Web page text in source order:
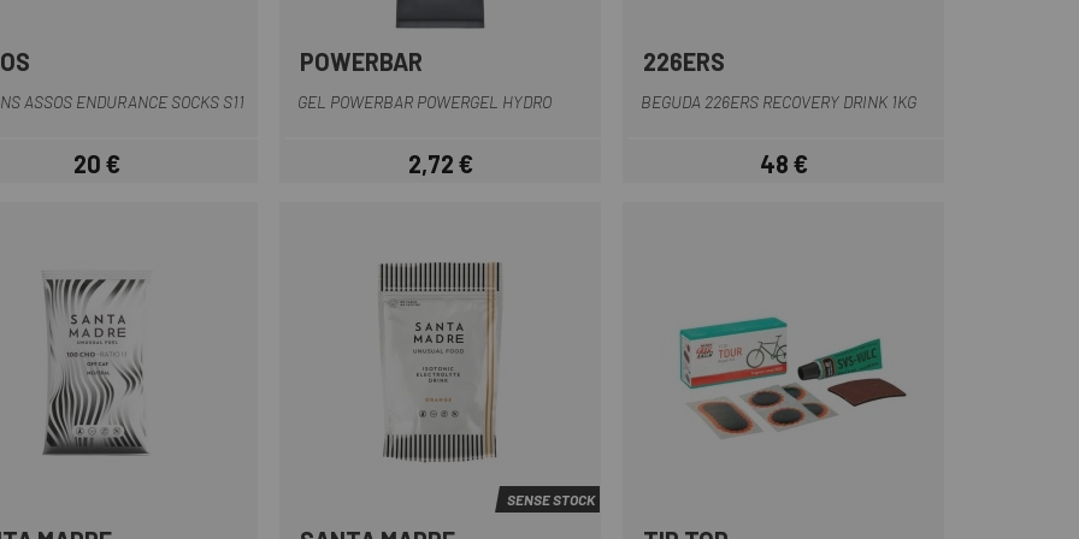
Naranja
ASSOS ENDURANCE SOCKS S11
Preu
20 €
POWERBAR
GEL POWERBAR POWERGEL HYDRO
Preu
2,72 €
226ERS
BEGUDA 226ERS RECOVERY DRINK 1KG
Preu
48 €
SENSE STOCK